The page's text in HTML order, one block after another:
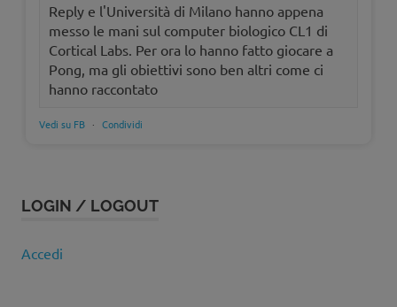
Reply e l'Università di Milano hanno appena
messo le mani sul computer biologico CL1 di
Cortical Labs. Per ora lo hanno fatto giocare a
Pong, ma gli obiettivi sono ben altri come ci
hanno raccontato
Vedi su FB · Condividi
LOGIN / LOGOUT
Accedi